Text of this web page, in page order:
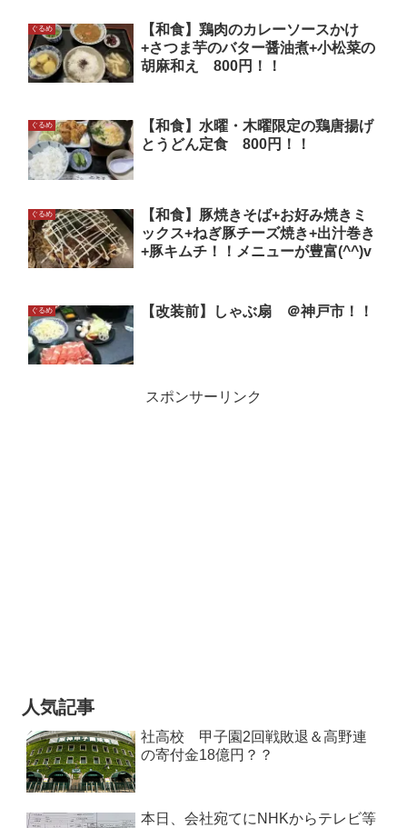
ぐるめ
【和食】鶏肉のカレーソースかけ
+さつま芋のバター醤油煮+小松菜の
胡麻和え 800円！！
ぐるめ
【和食】水曜・木曜限定の鶏唐揚げ
とうどん定食 800円！！
ぐるめ
【和食】豚焼きそば+お好み焼きミ
ックス+ねぎ豚チーズ焼き+出汁巻き
+豚キムチ！！メニューが豊富(^^)v
ぐるめ 【改装前】しゃぶ扇 ＠神戸市！！
スポンサーリンク
人気記事
社高校 甲子園2回戦敗退＆高野連
の寄付金18億円？？
本日、会社宛てにNHKからテレビ等